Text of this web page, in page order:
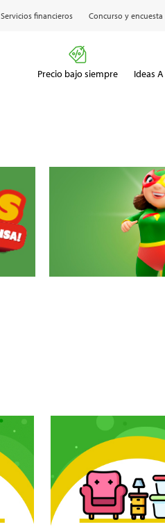
Servicios financieros Concurso y encuesta
Precio bajo siempre Ideas